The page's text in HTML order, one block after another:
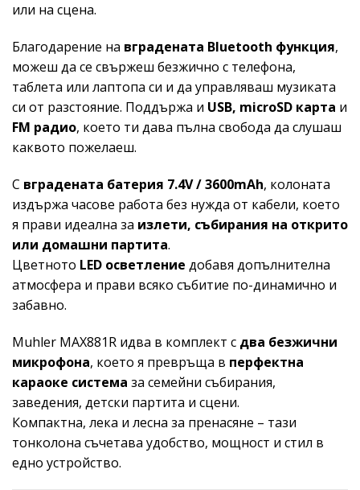
или на сцена.
Благодарение на вградената Bluetooth функция,
можеш да се свържеш безжично с телефона,
таблета или лаптопа си и да управляваш музиката
си от разстояние. Поддържа и USB, microSD карта и
FM радио, което ти дава пълна свобода да слушаш
каквото пожелаеш.
С вградената батерия 7.4V / 3600mAh, колоната
издържа часове работа без нужда от кабели, което
я прави идеална за излети, събирания на открито
или домашни партита.
Цветното LED осветление добавя допълнителна
атмосфера и прави всяко събитие по-динамично и
забавно.
Muhler MAX881R идва в комплект с два безжични
микрофона, което я превръща в перфектна
караоке система за семейни събирания,
заведения, детски партита и сцени.
Компактна, лека и лесна за пренасяне – тази
тонколона съчетава удобство, мощност и стил в
едно устройство.